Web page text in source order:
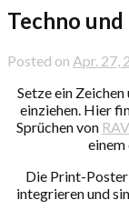
Techno
Posted on Apr. 27,
Setze ein
einziehen. Hier
Sprüchen von
Die Print-Poster
integrieren und